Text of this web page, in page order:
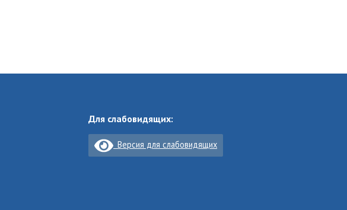
Для слабовидящих:
Версия для слабовидящих